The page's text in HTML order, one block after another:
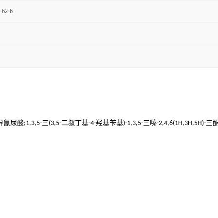
62-6
氰尿酸;1,3,5-三(3,5-二叔丁基-4-羟基苄基)-1,3,5-三嗪-2,4,6(1H,3H,5H)-三酮